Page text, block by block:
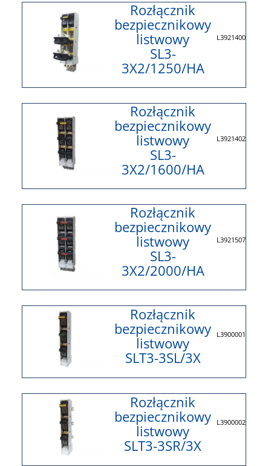
Rozłącznik
bezpiecznikowy
listwowy
SL3-
3X2/1250/HA
L3921400
Rozłącznik
bezpiecznikowy
listwowy
SL3-
3X2/1600/HA
L3921402
Rozłącznik
bezpiecznikowy
listwowy
SL3-
3X2/2000/HA
L3921507
Rozłącznik
bezpiecznikowy
listwowy
SLT3-3SL/3X
L3900001
Rozłącznik
bezpiecznikowy
listwowy
SLT3-3SR/3X
L3900002